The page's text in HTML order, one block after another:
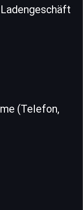
(Telefon,